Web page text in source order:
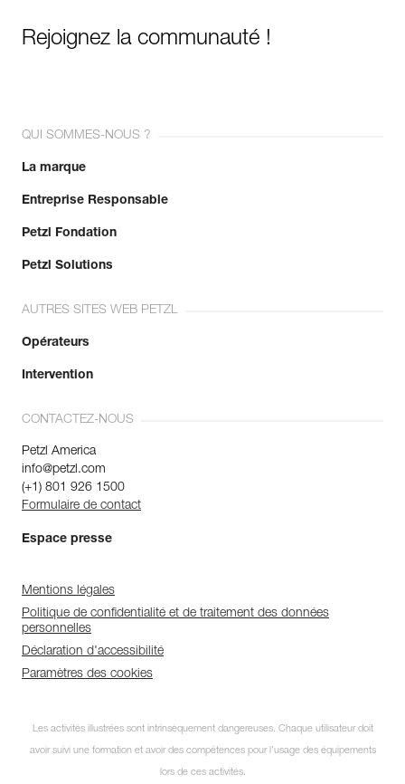
Rejoignez la communauté !
QUI SOMMES-NOUS ?
La marque
Entreprise Responsable
Petzl Fondation
Petzl Solutions
AUTRES SITES WEB PETZL
Opérateurs
Intervention
CONTACTEZ-NOUS
Petzl America
info@petzl.com
(+1) 801 926 1500
Formulaire de contact
Espace presse
Mentions légales
Politique de confidentialité et de traitement des données
personnelles
Déclaration d'accessibilité
Paramètres des cookies
Les activités illustrées sont intrinsèquement dangereuses. Chaque utilisateur doit
avoir suivi une formation et avoir des compétences pour l’usage des équipements
lors de ces activités.